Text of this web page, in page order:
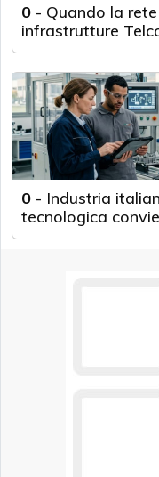
0 - Quando la
infrastrutture
0 - Industria
tecnologica